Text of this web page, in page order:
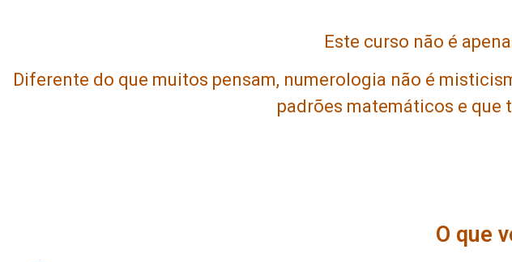
Este curso não é
Diferente do que muitos pensam, numerologia não é
padrões matemáticos e que
O que